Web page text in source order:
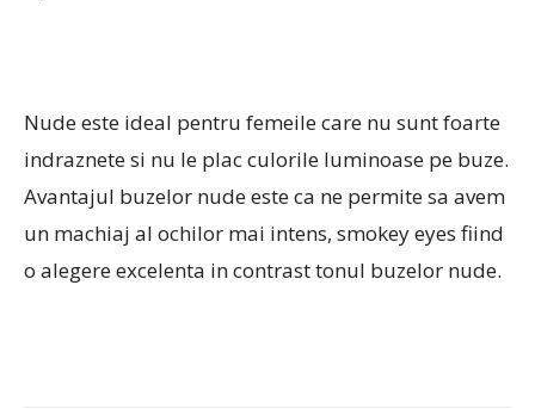
Nude este ideal pentru femeile care nu sunt foarte
indraznete si nu le plac culorile luminoase pe buze.
Avantajul buzelor nude este ca ne permite sa avem
un machiaj al ochilor mai intens, smokey eyes fiind
o alegere excelenta in contrast tonul buzelor nude.